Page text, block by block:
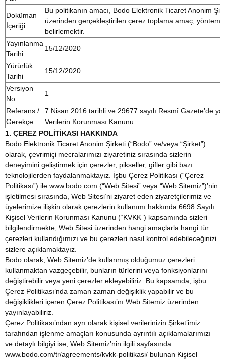
Doküman
İçeriği
Bu politikanın amacı, Bodo Elektronik Ticaret Anonim
üzerinden gerçekleştirilen çerez toplama amaç, yöntem
belirlemektir.
Yayınlanma
Tarihi
15/12/2020
Yürürlük
Tarihi
15/12/2020
Versiyon
No
1
Referans /
Gerekçe
7 Nisan 2016 tarihli ve 29677 sayılı Resmî Gazete’de
Verilerin Korunması Kanunu
1. ÇEREZ POLİTİKASI HAKKINDA
Bodo Elektronik Ticaret Anonim Şirketi (“Bodo” ve/veya “Şirket”)
olarak, çevrimiçi mecralarımızı ziyaretiniz sırasında sizlerin
deneyimini geliştirmek için çerezler, pikseller, gifler gibi bazı
teknolojilerden faydalanmaktayız. İşbu Çerez Politikası (“Çerez
Politikası”) ile www.bodo.com (“Web Sitesi” veya “Web Sitemiz”)’nin
işletilmesi sırasında, Web Sitesi’ni ziyaret eden ziyaretçilerimiz ve
üyelerimize ilişkin olarak çerezlerin kullanımı hakkında 6698 Sayılı
Kişisel Verilerin Korunması Kanunu (“KVKK”) kapsamında sizleri
bilgilendirmekte, Web Sitesi üzerinden hangi amaçlarla hangi tür
çerezleri kullandığımızı ve bu çerezleri nasıl kontrol edebileceğinizi
sizlere açıklamaktayız.
Bodo olarak, Web Sitemiz’de kullanmış olduğumuz çerezleri
kullanmaktan vazgeçebilir, bunların türlerini veya fonksiyonlarını
değiştirebilir veya yeni çerezler ekleyebiliriz. Bu kapsamda, işbu
Çerez Politikası’nda zaman zaman değişiklik yapabilir ve bu
değişiklikleri içeren Çerez Politikası’nı Web Sitemiz üzerinden
yayınlayabiliriz.
Çerez Politikası’ndan ayrı olarak kişisel verilerinizin Şirket’imiz
tarafından işlenme amaçları konusunda ayrıntılı açıklamalarımızı
ve detaylı bilgiyi ise; Web Sitemiz’nin ilgili sayfasında
www.bodo.com/tr/agreements/kvkk-politikasi/ bulunan Kişisel